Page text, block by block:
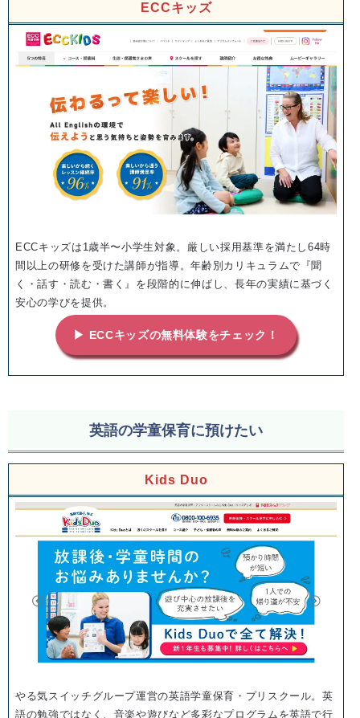
ECCキッズ
ECCキッズは1歳半〜小学生対象。厳しい採用基準を満たし64時
間以上の研修を受けた講師が指導。年齢別カリキュラムで『聞
く・話す・読む・書く』を段階的に伸ばし、長年の実績に基づく
安心の学びを提供。
▶ ECCキッズの無料体験をチェック！
英語の学童保育に預けたい
Kids Duo
やる気スイッチグループ運営の英語学童保育・プリスクール。英
語の勉強ではなく、音楽や遊びなど多彩なプログラムを英語で行